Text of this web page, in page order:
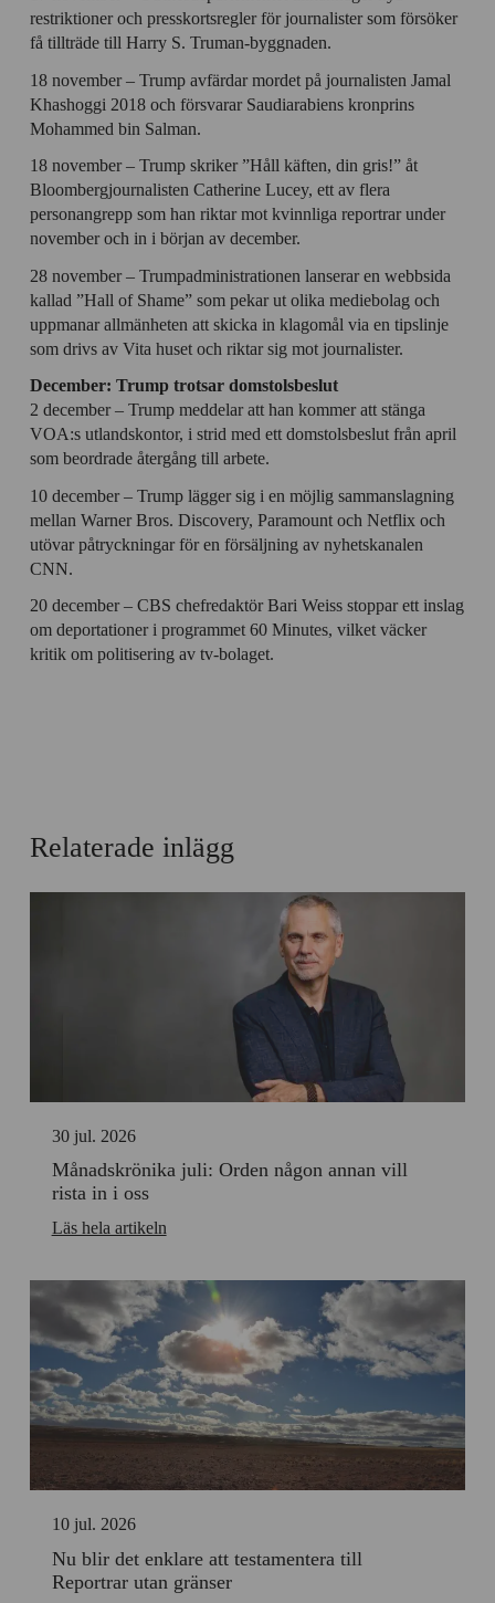
restriktioner och presskortsregler för journalister som försöker
få tillträde till Harry S. Truman-byggnaden.
18 november – Trump avfärdar mordet på journalisten Jamal
Khashoggi 2018 och försvarar Saudiarabiens kronprins
Mohammed bin Salman.
18 november – Trump skriker ”Håll käften, din gris!” åt
Bloombergjournalisten Catherine Lucey, ett av flera
personangrepp som han riktar mot kvinnliga reportrar under
november och in i början av december.
28 november – Trumpadministrationen lanserar en webbsida
kallad ”Hall of Shame” som pekar ut olika mediebolag och
uppmanar allmänheten att skicka in klagomål via en tipslinje
som drivs av Vita huset och riktar sig mot journalister.
December: Trump trotsar domstolsbeslut
2 december – Trump meddelar att han kommer att stänga
VOA:s utlandskontor, i strid med ett domstolsbeslut från april
som beordrade återgång till arbete.
10 december – Trump lägger sig i en möjlig sammanslagning
mellan Warner Bros. Discovery, Paramount och Netflix och
utövar påtryckningar för en försäljning av nyhetskanalen
CNN.
20 december – CBS chefredaktör Bari Weiss stoppar ett inslag
om deportationer i programmet 60 Minutes, vilket väcker
kritik om politisering av tv-bolaget.
Relaterade inlägg
30 jul. 2026
Månadskrönika juli: Orden någon annan vill
rista in i oss
Läs hela artikeln
10 jul. 2026
Nu blir det enklare att testamentera till
Reportrar utan gränser